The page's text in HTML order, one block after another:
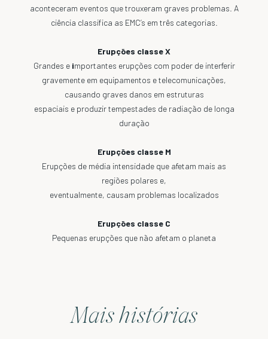
aconteceram eventos que trouxeram graves problemas. A
ciência classifica as EMC’s em três categorias.
Erupções classe X
Grandes eimportantes erupções com poder de interferir
gravemente em equipamentos e telecomunicações,
causando graves danos em estruturas
espaciais e produzir tempestades de radiação de longa
duração
Erupções classe M
Erupções de média intensidade que afetam mais as
regiões polares e,
eventualmente, causam problemas localizados
Erupções classe C
Pequenas erupções que não afetam o planeta
Mais histórias